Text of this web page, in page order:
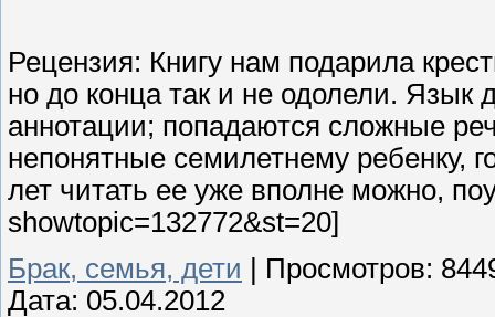
Рецензия: Книгу нам подарила
но до конца так и не одолели. Язык
аннотации; попадаются сложные
непонятные семилетнему ребенку,
лет читать ее уже вполне можно,
showtopic=132772&st=20]
Брак, семья, дети | Просмотров:
Дата: 05.04.2012